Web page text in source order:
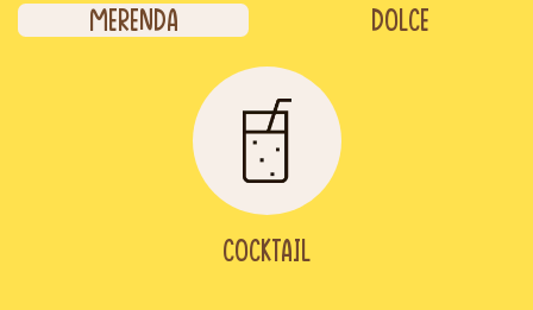
Merenda Dolce
Cocktail